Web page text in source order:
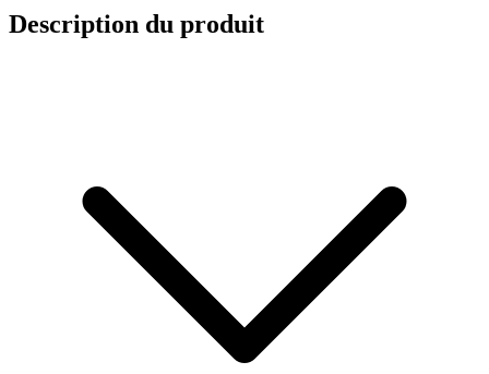
Description du produit